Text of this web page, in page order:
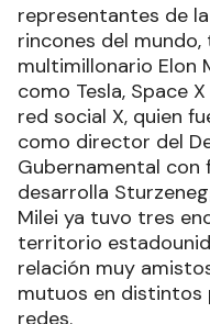
representantes de
rincones del
multimillonario Elon
como Tesla, Space
red social X, quien
como director del
Gubernamental con
desarrolla
Milei ya tuvo tres
territorio
relación muy
mutuos en distintos
redes.